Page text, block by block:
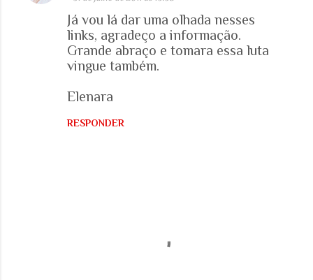
Já vou lá dar uma olhada nesses
links, agradeço a informação.
Grande abraço e tomara essa luta
vingue também.
Elenara
RESPONDER